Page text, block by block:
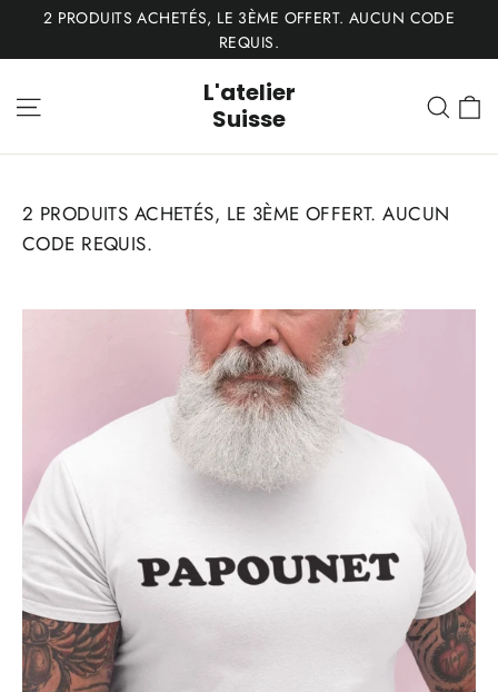
Passer2 PRODUITS ACHETÉS, LE 3ÈME OFFERT. AUCUN CODE
REQUIS.
L'atelier
Suisse
2 PRODUITS ACHETÉS, LE 3ÈME OFFERT. AUCUN
CODE REQUIS.